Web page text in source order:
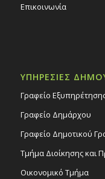
Επικοινωνία
ΥΠΗΡΕΣΙΕΣ
Γραφείο
Γραφείο Δημάρχου
Γραφείο Δημοτικού
Τμήμα Διοίκησης και
Οικονομικό Τμήμα